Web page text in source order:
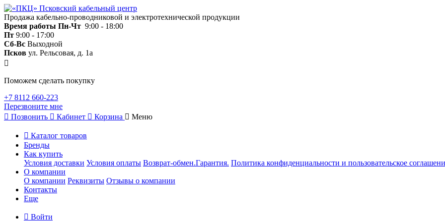
Продажа кабельно-проводниковой и электротехнической продукции
Время работы Пн-Чт 9:00 - 18:00
Пт 9:00 - 17:00
Сб-Вс Выходной
Псков ул. Рельсовая, д. 1а
Поможем сделать покупку
+7 8112 660-223
Перезвоните мне
Позвонить
Кабинет Корзина Меню
Каталог товаров
Бренды
Как купить
Условия доставки Условия оплаты Возврат-обмен.Гарантия. Политика конфиденциальности и пользовательское
О компании
О компании Реквизиты Отзывы о компании
Контакты
Еще
Войти